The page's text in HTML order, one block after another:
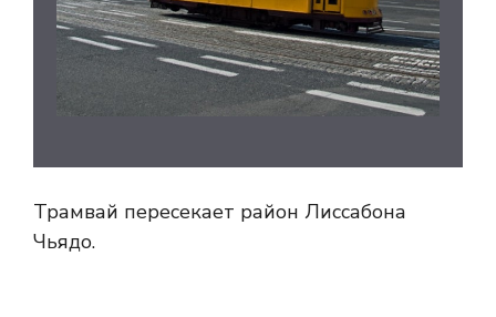
Трамвай пересекает район Лиссабона
Чьядо.